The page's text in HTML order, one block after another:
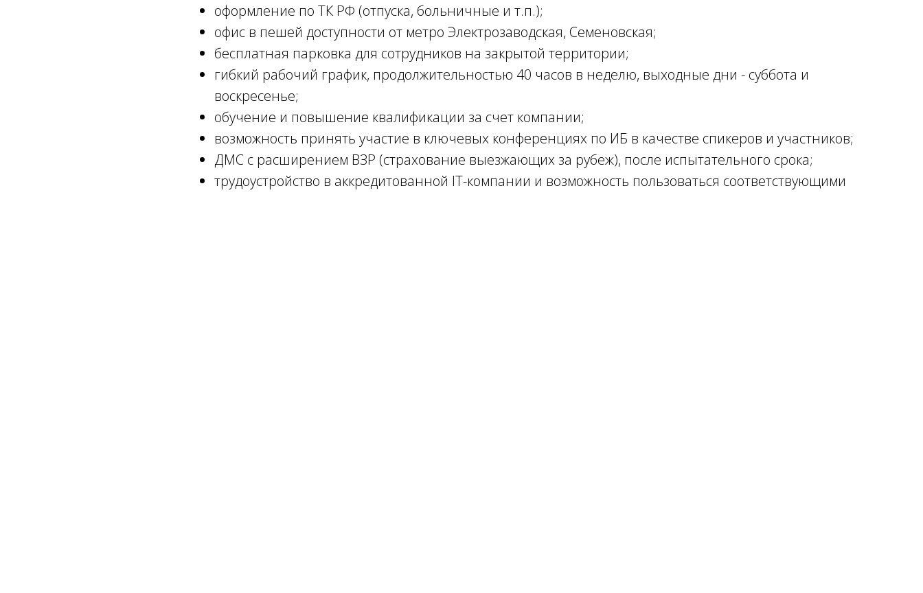
оформление по ТК РФ (отпуска, больничные и т.п.);
офис в пешей доступности от метро Электрозаводская, Семеновская;
бесплатная парковка для сотрудников на закрытой территории;
гибкий рабочий график, продолжительностью 40 часов в неделю, выходные дни - суббота и
воскресенье;
обучение и повышение квалификации за счет компании;
возможность принять участие в ключевых конференциях по ИБ в качестве спикеров и участников;
ДМС с расширением ВЗР (страхование выезжающих за рубеж), после испытательного срока;
трудоустройство в аккредитованной IT-компании и возможность пользоваться соответствующими